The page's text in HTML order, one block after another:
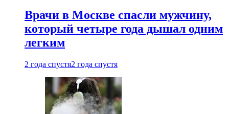
Врачи в Москве спасли мужчину,
который четыре года дышал одним
легким
2 года спустя2 года спустя